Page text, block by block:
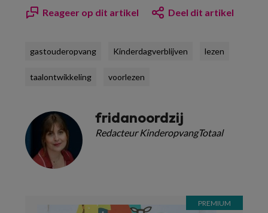
Reageer op dit artikel Deel dit artikel
gastouderopvang Kinderdagverblijven lezen
taalontwikkeling voorlezen
fridanoordzij
Redacteur KinderopvangTotaal